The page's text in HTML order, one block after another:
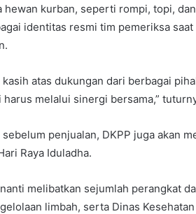
hewan kurban, seperti rompi, topi,
identitas resmi tim pemeriksa
atas dukungan dari berbagai
melalui sinergi bersama,”
penjualan, DKPP juga akan
Raya Iduladha.
melibatkan sejumlah perangkat
limbah, serta Dinas